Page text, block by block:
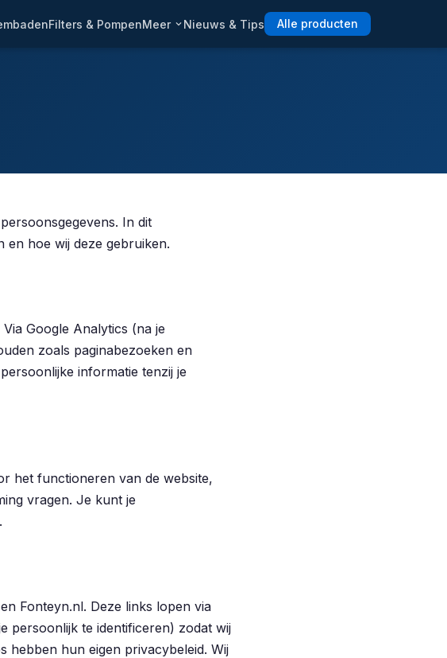
Filters & PompenMeer Nieuws & Tips Alle producten
In dit
en hoe wij deze gebruiken.
Google Analytics (na je
zoals paginabezoeken en
informatie tenzij je
het functioneren van de website,
vragen. Je kunt je
Fonteyn.nl. Deze links lopen via
persoonlijk te identificeren) zodat wij
hebben hun eigen privacybeleid. Wij